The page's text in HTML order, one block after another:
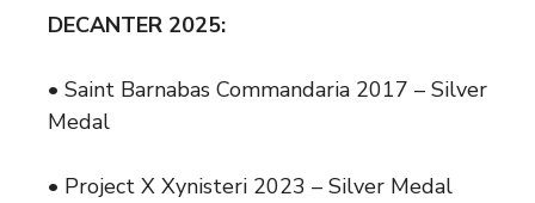
DECANTER 2025:
• Saint Barnabas Commandaria 2017 – Silver
Medal
• Project X Xynisteri 2023 – Silver Medal